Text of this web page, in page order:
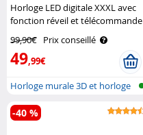
Horloge LED digitale XXXL avec
fonction réveil et télécommande
99,90€ Prix conseillé
49,99€
Horloge murale 3D et horloge
de tab..
-40 %